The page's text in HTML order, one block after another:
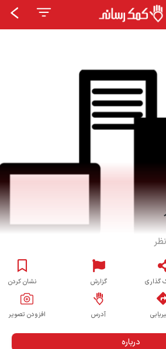
گذاری گزارش نشان کردن
آدرس افزودن تصویر
درباره